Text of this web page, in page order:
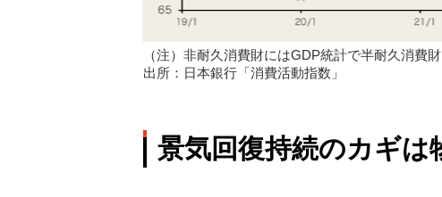
（注）非耐久消費財にはGDP統計で半耐久消費
出所：日本銀行「消費活動指数」
景気回復持続のカギは